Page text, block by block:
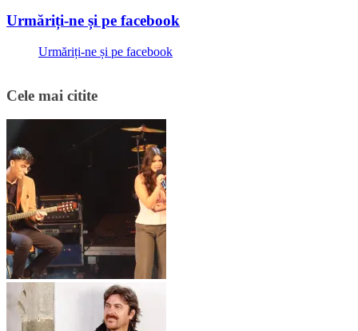
Urmăriți-ne și pe facebook
Urmăriți-ne și pe facebook
Cele mai citite